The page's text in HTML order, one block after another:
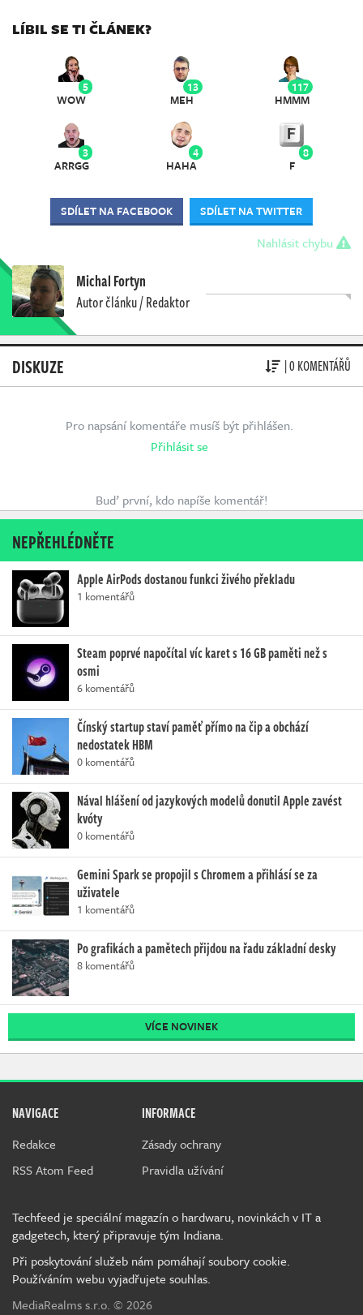
LÍBIL SE TI ČLÁNEK?
5
WOW
13
MEH
117
HMMM
3
ARRGG
4
HAHA
8
F
SDÍLET NA FACEBOOK SDÍLET NA TWITTER
Nahlásit chybu
Michal Fortyn
Autor článku / Redaktor
DISKUZE | 0 KOMENTÁŘŮ
Pro napsání komentáře musíš být přihlášen.
Přihlásit se
Buď první, kdo napíše komentář!
NEPŘEHLÉDNĚTE
Apple AirPods dostanou funkci živého překladu
1 komentářů
Steam poprvé napočítal víc karet s 16 GB paměti než s
osmi
6 komentářů
Čínský startup staví paměť přímo na čip a obchází
nedostatek HBM
0 komentářů
Nával hlášení od jazykových modelů donutil Apple zavést
kvóty
0 komentářů
Gemini Spark se propojil s Chromem a přihlásí se za
uživatele
1 komentářů
Po grafikách a pamětech přijdou na řadu základní desky
8 komentářů
VÍCE NOVINEK
NAVIGACE
Redakce
RSS Atom Feed
INFORMACE
Zásady ochrany
Pravidla užívání
Techfeed je speciální magazín o hardwaru, novinkách v IT a
gadgetech, který připravuje tým Indiana.
Při poskytování služeb nám pomáhají soubory cookie.
Používáním webu vyjadřujete souhlas.
MediaRealms s.r.o. © 2026